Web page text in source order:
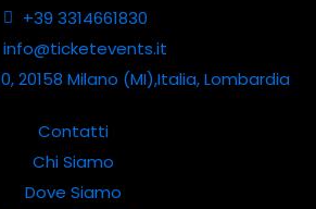
+39 3314661830
info@ticketevents.it
20158 Milano (MI),Italia, Lombardia
Contatti
Chi Siamo
Dove Siamo